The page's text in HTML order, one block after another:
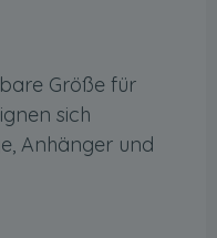
Größe für
sich
Anhänger und